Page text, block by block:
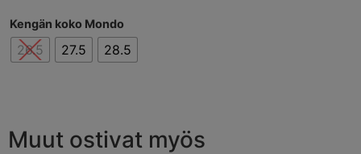
Kengän koko Mondo
26.5 27.5 28.5
Muut ostivat myös